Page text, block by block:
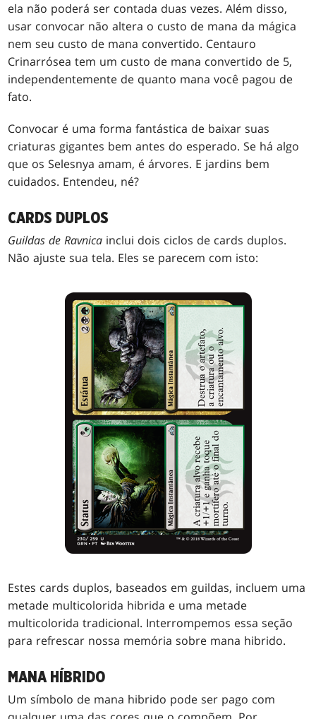
ela não poderá ser contada duas vezes. Além disso,
usar convocar não altera o custo de mana da mágica
nem seu custo de mana convertido. Centauro
Crinarrósea tem um custo de mana convertido de 5,
independentemente de quanto mana você pagou de
fato.
Convocar é uma forma fantástica de baixar suas
criaturas gigantes bem antes do esperado. Se há algo
que os Selesnya amam, é árvores. E jardins bem
cuidados. Entendeu, né?
CARDS DUPLOS
Guildas de Ravnica inclui dois ciclos de cards duplos.
Não ajuste sua tela. Eles se parecem com isto:
Estes cards duplos, baseados em guildas, incluem uma
metade multicolorida hibrida e uma metade
multicolorida tradicional. Interrompemos essa seção
para refrescar nossa memória sobre mana hibrido.
MANA HÍBRIDO
Um símbolo de mana hibrido pode ser pago com